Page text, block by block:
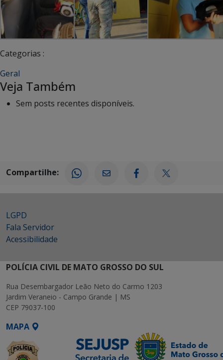
Categorias :
Geral
Veja Também
Sem posts recentes disponíveis.
Compartilhe:
LGPD
Fala Servidor
Acessibilidade
POLÍCIA CIVIL DE MATO GROSSO DO SUL
Rua Desembargador Leão Neto do Carmo 1203
Jardim Veraneio - Campo Grande | MS
CEP 79037-100
MAPA